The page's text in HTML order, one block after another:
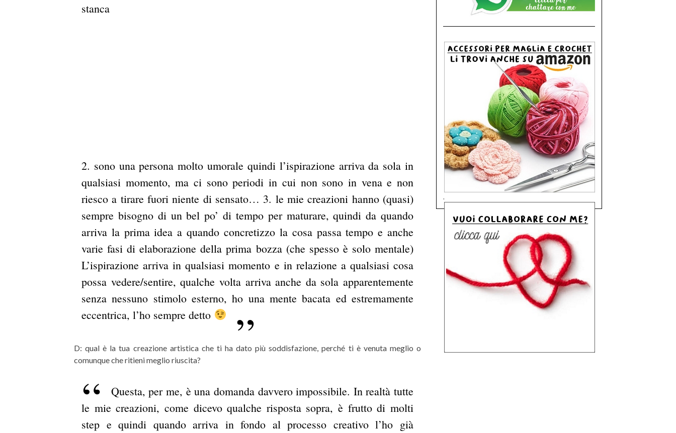
stanca
2. sono una persona molto umorale quindi l’ispirazione arriva da sola in
qualsiasi momento, ma ci sono periodi in cui non sono in vena e non
riesco a tirare fuori niente di sensato… 3. le mie creazioni hanno (quasi)
sempre bisogno di un bel po’ di tempo per maturare, quindi da quando
arriva la prima idea a quando concretizzo la cosa passa tempo e anche
varie fasi di elaborazione della prima bozza (che spesso è solo mentale)
L’ispirazione arriva in qualsiasi momento e in relazione a qualsiasi cosa
possa vedere/sentire, qualche volta arriva anche da sola apparentemente
senza nessuno stimolo esterno, ho una mente bacata ed estremamente
eccentrica, l’ho sempre detto
D: qual è la tua creazione artistica che ti ha dato più soddisfazione, perché ti è venuta meglio o
comunque che ritieni meglio riuscita?
Questa, per me, è una domanda davvero impossibile. In realtà tutte
le mie creazioni, come dicevo qualche risposta sopra, è frutto di molti
step e quindi quando arriva in fondo al processo creativo l’ho già
.